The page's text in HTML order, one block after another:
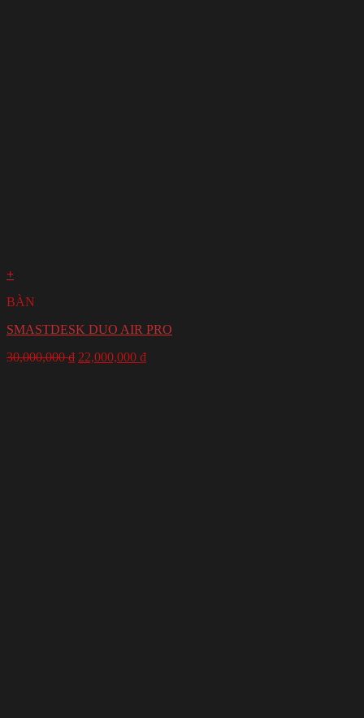
+
BÀN
SMASTDESK DUO AIR PRO
30,000,000₫ 22,000,000 ₫